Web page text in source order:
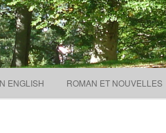
ENGLISH ROMAN ET NOUVELLES